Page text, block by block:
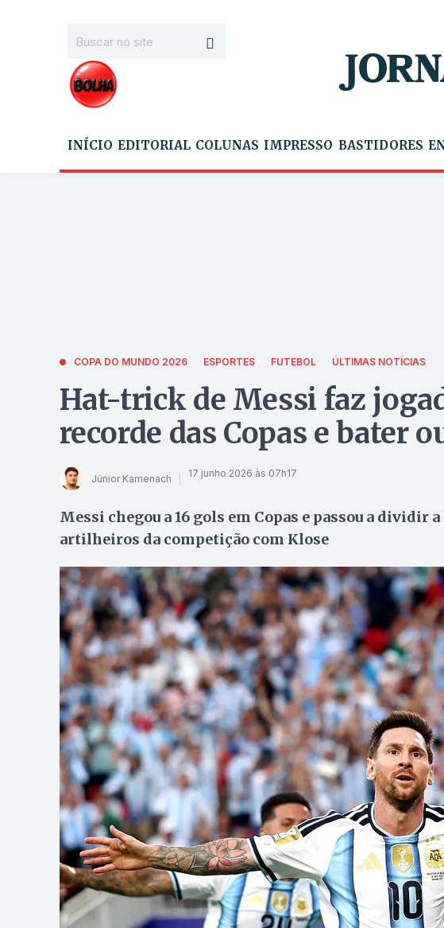
INÍCIO EDITORIAL COLUNAS IMPRESSO BASTIDORES
COPA DO MUNDO 2026 ESPORTES FUTEBOL ÚLTIMAS NOTÍCIAS
Hat-trick de Messi faz
recorde das Copas e bater
Júnior Kamenach 17 junho 2026 às 07h17
Messi chegou a 16 gols em Copas e passou a
artilheiros da competição com Klose